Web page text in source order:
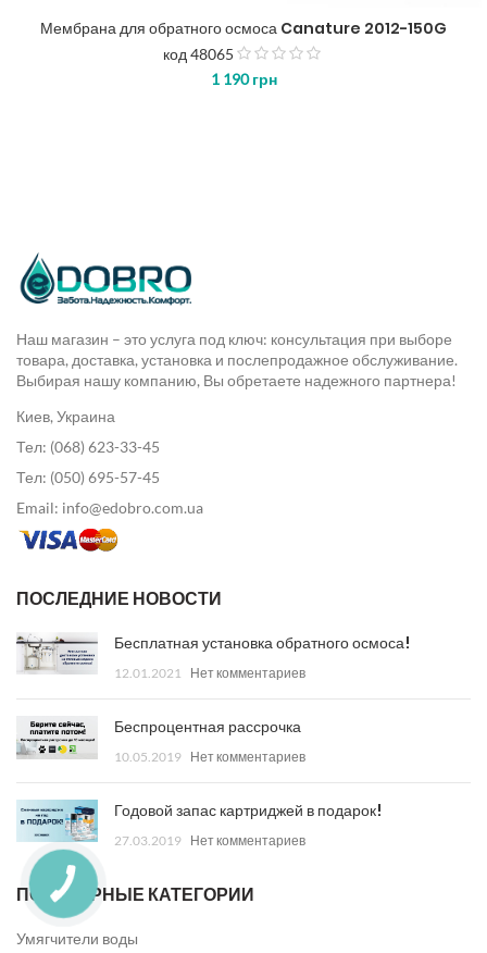
Мембрана для обратного осмоса Canature 2012-150G
код 48065
1 190грн
Наш магазин – это услуга под ключ: консультация при выборе
товара, доставка, установка и послепродажное обслуживание.
Выбирая нашу компанию, Вы обретаете надежного партнера!
Киев, Украина
Тел: (068) 623-33-45
Тел: (050) 695-57-45
Email: info@edobro.com.ua
ПОСЛЕДНИЕ НОВОСТИ
Бесплатная установка обратного осмоса!
12.01.2021 Нет комментариев
Беспроцентная рассрочка
10.05.2019 Нет комментариев
Годовой запас картриджей в подарок!
27.03.2019 Нет комментариев
ПОПУЛЯРНЫЕ КАТЕГОРИИ
Умягчители воды